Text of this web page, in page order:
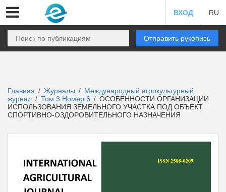
ВХОД RU
Отправить рукопись
Главная / Журналы / Международный агрокультурный
журнал / Том 3 Номер 6 / ОСОБЕННОСТИ ОРГАНИЗАЦИИ
ИСПОЛЬЗОВАНИЯ ЗЕМЕЛЬНОГО УЧАСТКА ПОД ОБЪЕКТ
СПОРТИВНО-ОЗДОРОВИТЕЛЬНОГО НАЗНАЧЕНИЯ